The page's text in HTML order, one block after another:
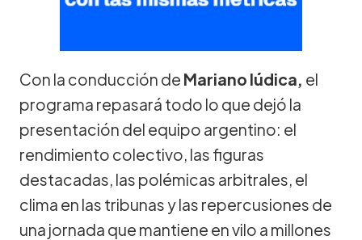
Con la conducción de Mariano Iúdica, el
programa repasará todo lo que dejó la
presentación del equipo argentino: el
rendimiento colectivo, las figuras
destacadas, las polémicas arbitrales, el
clima en las tribunas y las repercusiones de
una jornada que mantiene en vilo a millones